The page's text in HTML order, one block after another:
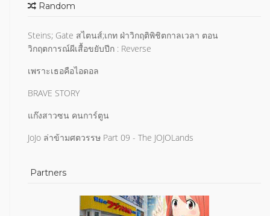
Random
Steins; Gate สไตนส์;เกท ฝ่าวิกฤติพิชิตกาลเวลา ตอน
วิกฤตการณ์ผีเสื้อขยับปีก : Reverse
เพราะเธอคือไอดอล
BRAVE STORY
แก๊งสาวซน คนการ์ตูน
JoJo ล่าข้ามศตวรรษ Part 09 - The JOJOLands
Partners